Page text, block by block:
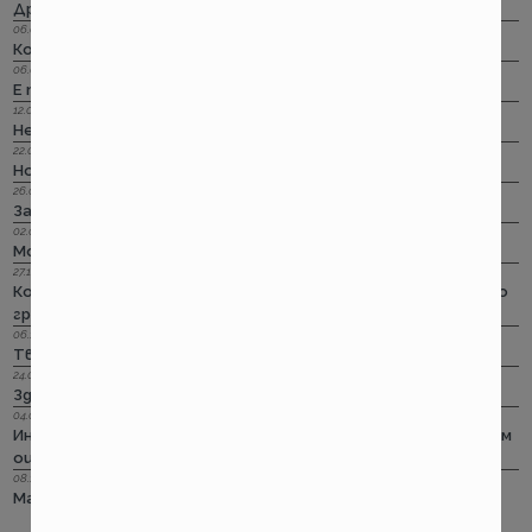
Дръндели! Само няма да ги лепим!
06.07.2023 г.
Корис за асистанс при пътуване в чужбина? Тц!
06.04.2023 г.
Е тъй кат стане…
12.03.2023 г.
Не си им важен!
22.02.2023 г.
Но пък лошото чувство остана... за едни 100 евро
26.01.2023 г.
За честта на една онлайн претенция
02.01.2023 г.
Може ли и без стикер за ГО на предното стъкло?
27.10.2022 г.
Колко съществени са съществените обстоятелства по
гражданска отговорност?!
06.10.2022 г.
Твърде меки са, Сър!
24.08.2022 г.
Здравей, свят! Застрахователен
04.01.2019 г.
Иновацията бонус – малус подобрила пътния травматизъм
още преди да е приета
08.11.2018 г.
Малус! Бонус – малус! Трябва ли ни въобще?!